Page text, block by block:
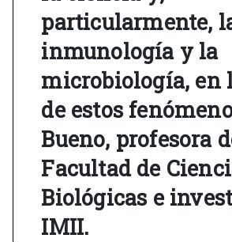
particularmente,
inmunología y la
microbiología, en
de estos
Bueno, profesora
Facultad de
Biológicas e
IMII.